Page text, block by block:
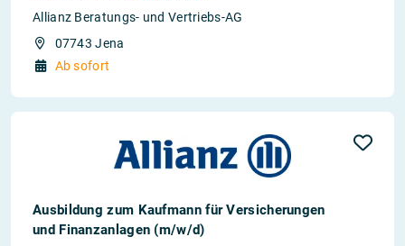
Allianz Beratungs- und Vertriebs-AG
07743 Jena
Ab sofort
Ausbildung zum Kaufmann für Versicherungen
und Finanzanlagen (m/w/d)